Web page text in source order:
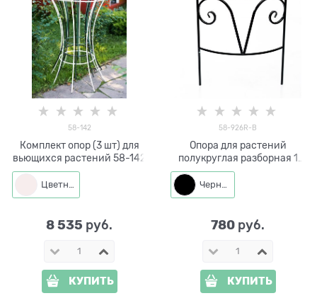
58-142
Комплект опор (3 шт) для
вьющихся растений 58-142
Цветная
8 535 руб.
КУПИТЬ
58-926R-B
Опора для растений
полукруглая разборная 1
секция 58-926R-B металл
h=60 см
Черный
780 руб.
КУПИТЬ